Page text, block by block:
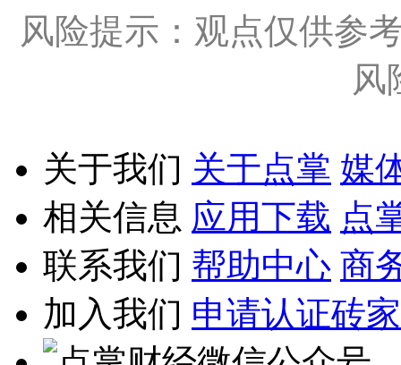
风险提示：观点仅供参
风
关于我们 关于点掌 媒
相关信息 应用下载 点
联系我们 帮助中心 商
加入我们 申请认证砖家